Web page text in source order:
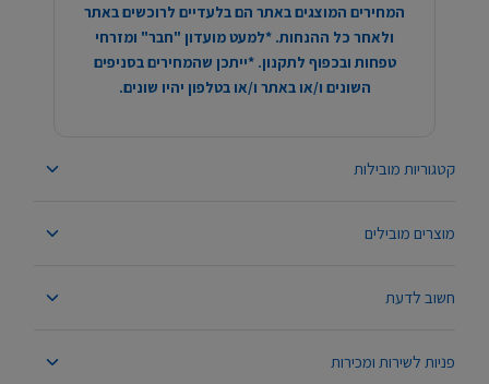
קטגוריות מובילות
מוצרים מובילים
חשוב לדעת
פניות לשירות ומכירות
המחירים המוצגים באתר הם בלעדיים לרוכשים באתר
ולאחר כל ההנחות. *למעט מועדון "חבר" ומזרחי
טפחות ובכפוף לתקנון. *ייתכן שהמחירים בסניפים
השונים ו/או באתר ו/או בטלפון יהיו שונים.